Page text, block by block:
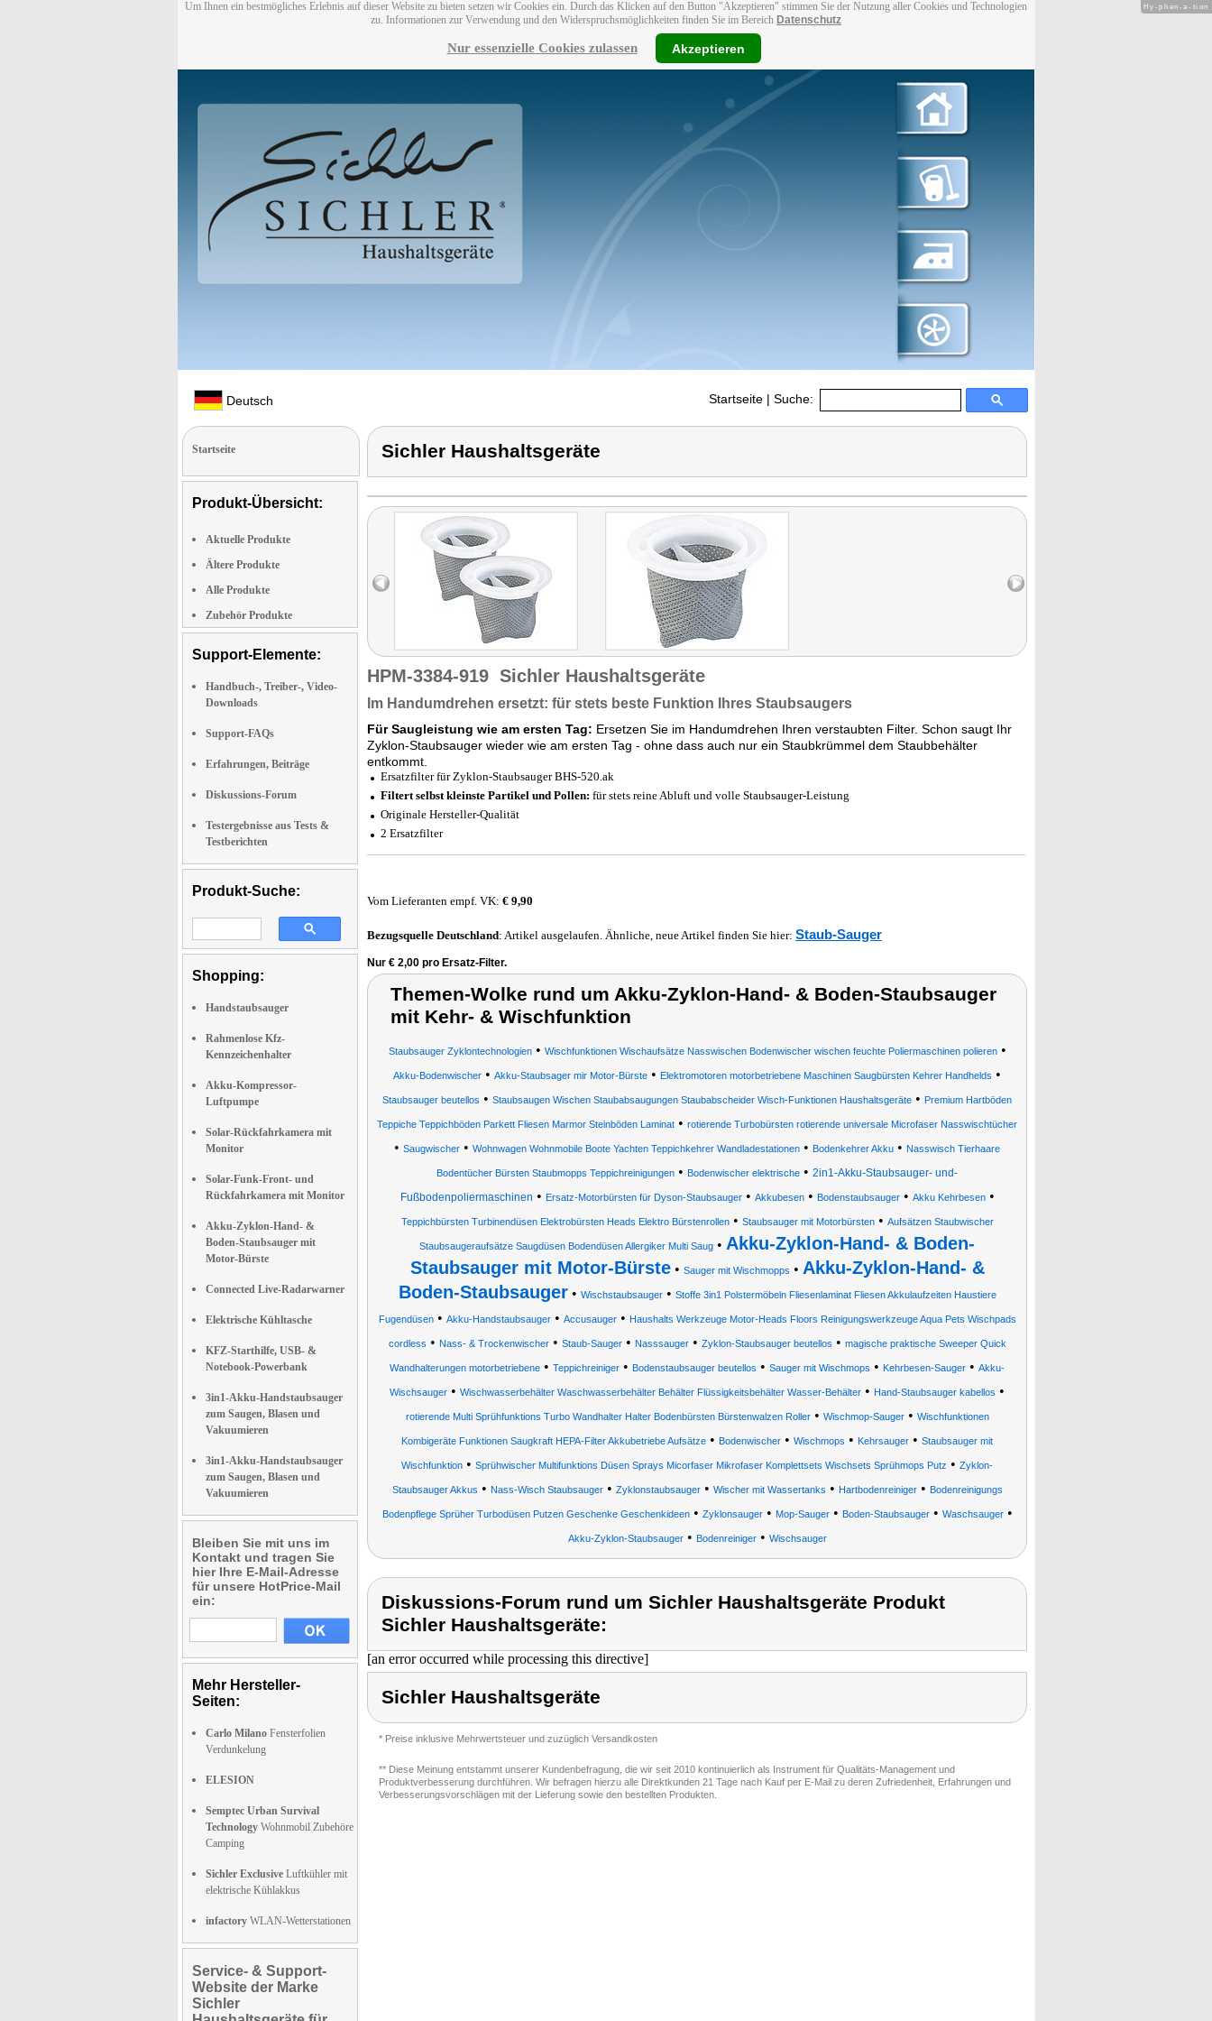
Um Ihnen ein bestmögliches Erlebnis auf dieser Website zu bieten setzen wir Cookies ein. Durch das Klicken auf den Button "Akzeptieren" stimmen Sie der Nutzung aller Cookies und Technologien
zu. Informationen zur Verwendung und den Widerspruchsmöglichkeiten finden Sie im Bereich Datenschutz
Nur essenzielle Cookies zulassen Akzeptieren
Deutsch Startseite | Suche:
Startseite
Produkt-Übersicht:
Aktuelle Produkte
Ältere Produkte
Alle Produkte
Zubehör Produkte
Support-Elemente:
Handbuch-, Treiber-, Video-
Downloads
Support-FAQs
Erfahrungen, Beiträge
Diskussions-Forum
Testergebnisse aus Tests &
Testberichten
Produkt-Suche:
Shopping:
Handstaubsauger
Rahmenlose Kfz-
Kennzeichenhalter
Akku-Kompressor-
Luftpumpe
Solar-Rückfahrkamera mit
Monitor
Solar-Funk-Front- und
Rückfahrkamera mit Monitor
Akku-Zyklon-Hand- &
Boden-Staubsauger mit
Motor-Bürste
Connected Live-Radarwarner
Elektrische Kühltasche
KFZ-Starthilfe, USB- &
Notebook-Powerbank
3in1-Akku-Handstaubsauger
zum Saugen, Blasen und
Vakuumieren
3in1-Akku-Handstaubsauger
zum Saugen, Blasen und
Vakuumieren
Bleiben Sie mit uns im
Kontakt und tragen Sie
hier Ihre E-Mail-Adresse
für unsere HotPrice-Mail
ein:
Mehr Hersteller-
Seiten:
Carlo Milano Fensterfolien
Verdunkelung
ELESION
Semptec Urban Survival
Technology Wohnmobil Zubehöre
Camping
Sichler Exclusive Luftkühler mit
elektrische Kühlakkus
infactory WLAN-Wetterstationen
Service- & Support-
Website der Marke
Sichler
Sichler Haushaltsgeräte
HPM-3384-919 Sichler Haushaltsgeräte
Im Handumdrehen ersetzt: für stets beste Funktion Ihres Staubsaugers
Für Saugleistung wie am ersten Tag: Ersetzen Sie im Handumdrehen Ihren verstaubten Filter. Schon saugt Ihr
Zyklon-Staubsauger wieder wie am ersten Tag - ohne dass auch nur ein Staubkrümmel dem Staubbehälter
entkommt.
Ersatzfilter für Zyklon-Staubsauger BHS-520.ak
Filtert selbst kleinste Partikel und Pollen: für stets reine Abluft und volle Staubsauger-Leistung
Originale Hersteller-Qualität
2 Ersatzfilter
Vom Lieferanten empf. VK: € 9,90
Bezugsquelle Deutschland: Artikel ausgelaufen. Ähnliche, neue Artikel finden Sie hier: Staub-Sauger
Nur € 2,00 pro Ersatz-Filter.
Themen-Wolke rund um Akku-Zyklon-Hand- & Boden-Staubsauger
mit Kehr- & Wischfunktion
Staubsauger Zyklontechnologien• Wischfunktionen Wischaufsätze Nasswischen Bodenwischer wischen feuchte Poliermaschinen polieren•
Akku-Bodenwischer • Akku-Staubsager mir Motor-Bürste • Elektromotoren motorbetriebene Maschinen Saugbürsten Kehrer Handhelds •
Staubsauger beutellos • Staubsaugen Wischen Staubabsaugungen Staubabscheider Wisch-Funktionen Haushaltsgeräte • Premium Hartböden
Teppiche Teppichböden Parkett Fliesen Marmor Steinböden Laminat • rotierende Turbobürsten rotierende universale Microfaser Nasswischtücher
• Saugwischer • Wohnwagen Wohnmobile Boote Yachten Teppichkehrer Wandladestationen • Bodenkehrer Akku • Nasswisch Tierhaare
Bodentücher Bürsten Staubmopps Teppichreinigungen • Bodenwischer elektrische • 2in1-Akku-Staubsauger- und-
Fußbodenpoliermaschinen • Ersatz-Motorbürsten für Dyson-Staubsauger• Akkubesen• Bodenstaubsauger• Akku Kehrbesen•
Teppichbürsten Turbinendüsen Elektrobürsten Heads Elektro Bürstenrollen• Staubsauger mit Motorbürsten• Aufsätzen Staubwischer
Staubsaugeraufsätze Saugdüsen Bodendüsen Allergiker Multi Saug • Akku-Zyklon-Hand- & Boden-
Staubsauger mit Motor-Bürste• Sauger mit Wischmopps • Akku-Zyklon-Hand- &
Boden-Staubsauger• Wischstaubsauger• Stoffe 3in1 Polstermöbeln Fliesenlaminat Fliesen Akkulaufzeiten Haustiere
Fugendüsen• Akku-Handstaubsauger• Accusauger• Haushalts Werkzeuge Motor-Heads Floors Reinigungswerkzeuge Aqua Pets Wischpads
cordless • Nass- & Trockenwischer• Staub-Sauger• Nasssauger• Zyklon-Staubsauger beutellos • magische praktische Sweeper Quick
Wandhalterungen motorbetriebene • Teppichreiniger • Bodenstaubsauger beutellos • Sauger mit Wischmops • Kehrbesen-Sauger • Akku-
Wischsauger • Wischwasserbehälter Waschwasserbehälter Behälter Flüssigkeitsbehälter Wasser-Behälter • Hand-Staubsauger kabellos •
rotierende Multi Sprühfunktions Turbo Wandhalter Halter Bodenbürsten Bürstenwalzen Roller• Wischmop-Sauger• Wischfunktionen
Kombigeräte Funktionen Saugkraft HEPA-Filter Akkubetriebe Aufsätze • Bodenwischer • Wischmops • Kehrsauger • Staubsauger mit
Wischfunktion • Sprühwischer Multifunktions Düsen Sprays Micorfaser Mikrofaser Komplettsets Wischsets Sprühmops Putz • Zyklon-
Staubsauger Akkus • Nass-Wisch Staubsauger• Zyklonstaubsauger• Wischer mit Wassertanks • Hartbodenreiniger• Bodenreinigungs
Bodenpflege Sprüher Turbodüsen Putzen Geschenke Geschenkideen• Zyklonsauger• Mop-Sauger• Boden-Staubsauger• Waschsauger•
Akku-Zyklon-Staubsauger• Bodenreiniger• Wischsauger
Diskussions-Forum rund um Sichler Haushaltsgeräte Produkt
Sichler Haushaltsgeräte:
[an error occurred while processing this directive]
Sichler Haushaltsgeräte
* Preise inklusive Mehrwertsteuer und zuzüglich Versandkosten
** Diese Meinung entstammt unserer Kundenbefragung, die wir seit 2010 kontinuierlich als Instrument für Qualitäts-Management und
Produktverbesserung durchführen. Wir befragen hierzu alle Direktkunden 21 Tage nach Kauf per E-Mail zu deren Zufriedenheit, Erfahrungen und
Verbesserungsvorschlägen mit der Lieferung sowie den bestellten Produkten.
Hy-phen-a-tion